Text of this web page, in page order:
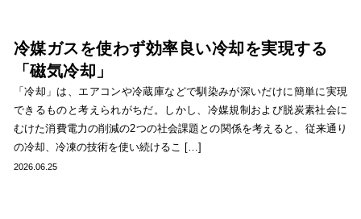
冷媒ガスを使わず効率良い冷却を実現する
「磁気冷却」
「冷却」は、エアコンや冷蔵庫などで馴染みが深いだけに簡単に実現
できるものと考えられがちだ。しかし、冷媒規制および脱炭素社会に
むけた消費電力の削減の2つの社会課題との関係を考えると、従来通り
の冷却、冷凍の技術を使い続けるこ […]
2026.06.25